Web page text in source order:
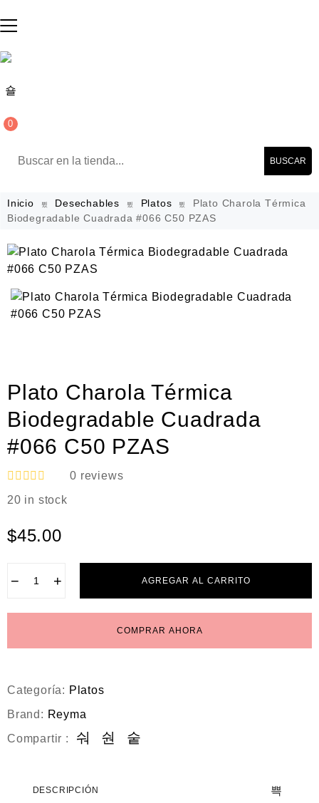
0
BUSCAR
Inicio Desechables Platos
Plato Charola Térmica
Biodegradable Cuadrada #066 C50 PZAS
Plato Charola Térmica
Biodegradable Cuadrada
#066 C50 PZAS
V
a
o
r
e
5
0 reviews
20 in stock
$45.00
− + AGREGAR AL CARRITO
COMPRAR AHORA
Categoría: Platos
Brand: Reyma
Compartir :
DESCRIPCIÓN